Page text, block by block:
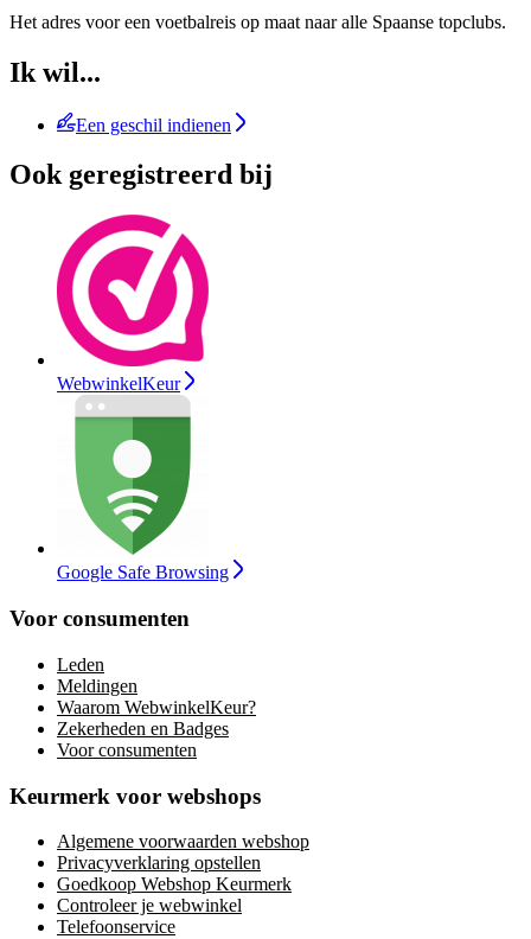
Het adres voor een voetbalreis op maat naar alle Spaanse topclubs.
Ik wil...
Een geschil indienen
Ook geregistreerd bij
WebwinkelKeur
Google Safe Browsing
Voor consumenten
Leden
Meldingen
Waarom WebwinkelKeur?
Zekerheden en Badges
Voor consumenten
Keurmerk voor webshops
Algemene voorwaarden webshop
Privacyverklaring opstellen
Goedkoop Webshop Keurmerk
Controleer je webwinkel
Telefoonservice